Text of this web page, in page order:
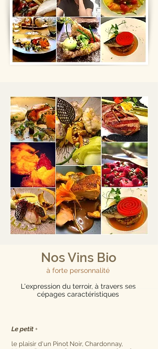
Nos Vins Bio
à forte personnalité
L'expression du terroir, à travers ses
cépages caractéristiques
Le petit +
le plaisir d'un Pinot Noir, Chardonnay,